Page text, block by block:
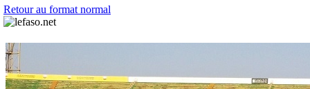
Retour au format normal